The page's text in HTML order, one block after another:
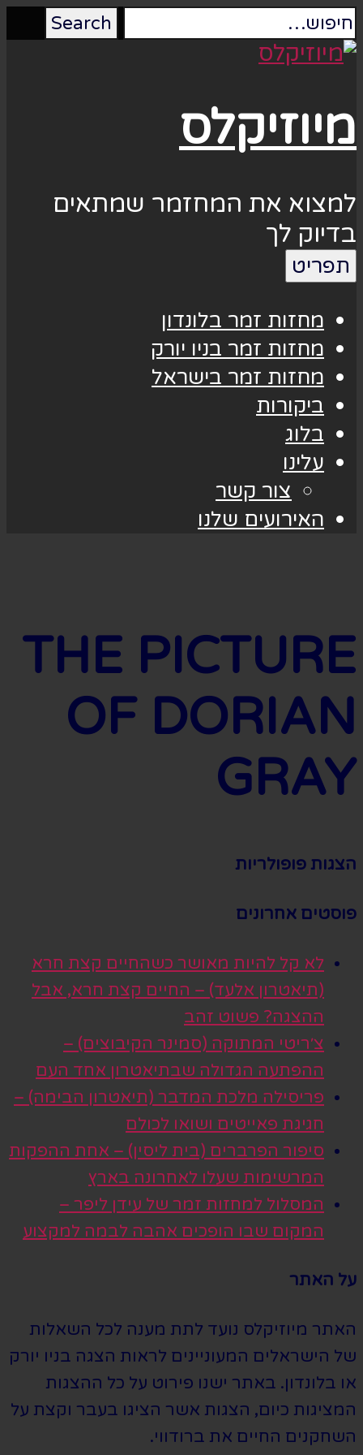
מיוזיקלס
למצוא את המחזמר שמתאים
בדיוק לך
תפריט
מחזות זמר בלונדון
מחזות זמר בניו יורק
מחזות זמר בישראל
ביקורות
בלוג
עלינו
צור קשר
האירועים שלנו
THE PICTURE
OF DORIAN
GRAY
הצגות פופולריות
פוסטים אחרונים
לא קל להיות מאושר כשהחיים קצת חרא
(תיאטרון אלעד) – החיים קצת חרא, אבל
ההצגה? פשוט זהב
צ׳ריטי המתוקה (סמינר הקיבוצים) –
ההפתעה הגדולה שבתיאטרון אחד העם
פריסילה מלכת המדבר (תיאטרון הבימה) –
חגיגת פאייטים ושואו לכולם
סיפור הפרברים (בית ליסין) – אחת ההפקות
המרשימות שעלו לאחרונה בארץ
המסלול למחזות זמר של עידן ליפר –
המקום שבו הופכים אהבה לבמה למקצוע
על האתר
האתר מיוזיקלס נועד לתת מענה לכל השאלות
של הישראלים המעוניינים לראות הצגה בניו יורק
או בלונדון. באתר ישנו פירוט על כל ההצגות
המציגות כיום, הצגות אשר הציגו בעבר וקצת על
השחקנים החיים את ברודווי.